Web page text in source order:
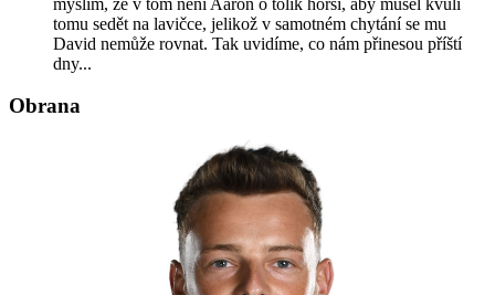
tomu sedět na lavičce, jelikož v samotném chytání se mu
David nemůže rovnat. Tak uvidíme, co nám přinesou příští
dny...
Obrana